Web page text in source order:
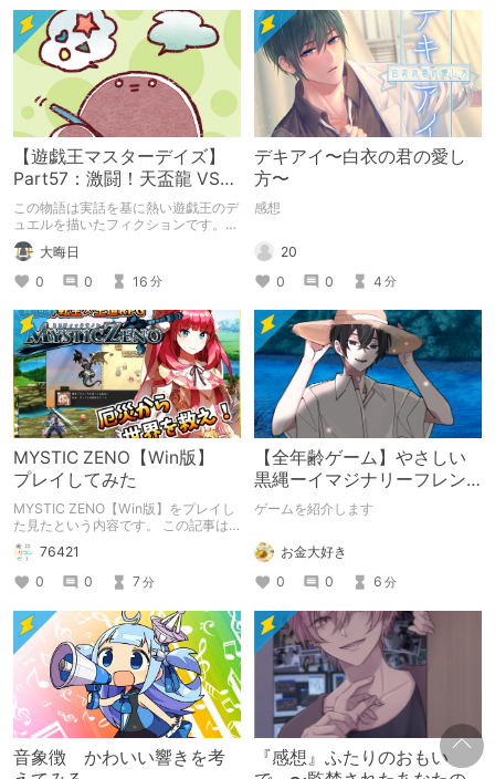
【遊戯王マスターデイズ】
Part57：激闘！天盃龍 VS
千年D【架空デュエル】
この物語は実話を基に熱い遊戯王のデ
ュエルを描いたフィクションです。
（自分用メモ：2025-05-14）
大晦日
0
0 16 分
デキアイ〜白衣の君の愛し
方〜
感想
20
0
0 4 分
MYSTIC ZENO【Win版】
プレイしてみた
MYSTIC ZENO【Win版】をプレイし
た見たという内容です。 この記事は
通常のクリエイターズ記事です。
76421
0
0 7分
【全年齢ゲーム】やさしい
黒縄ーイマジナリーフレン
ドの「彼」と過ごすおぼん
ゲームを紹介します
お金大好き
0
0 6 分
音象徴 かわいい響きを考
『感想』ふたりのおもい